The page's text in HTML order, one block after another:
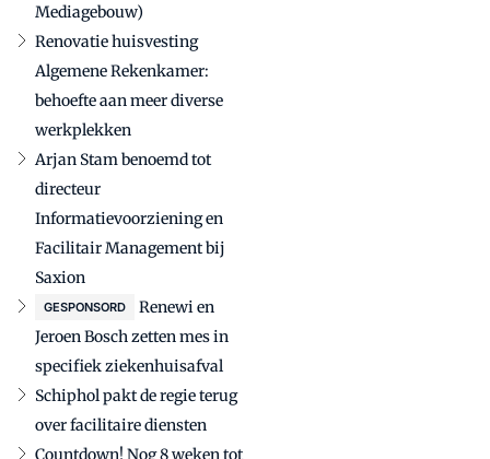
Mediagebouw)
Renovatie huisvesting
Algemene Rekenkamer:
behoefte aan meer diverse
werkplekken
Arjan Stam benoemd tot
directeur
Informatievoorziening en
Facilitair Management bij
Saxion
GESPONSORD
Renewi en
Jeroen Bosch zetten mes in
specifiek ziekenhuisafval
Schiphol pakt de regie terug
over facilitaire diensten
Countdown! Nog 8 weken tot